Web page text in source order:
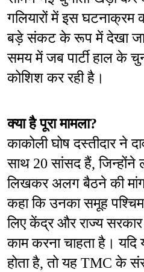
गलियारों में इस
बड़े संकट के रूप में देखा
समय में जब पार्टी हाल के
कोशिश कर रही है।
क्या है पूरा मामला?
काकोली घोष दस्तीदार ने
साथ 20 सांसद हैं, जिन्होंने
लिखकर अलग बैठने की
कहा कि उनका समूह
लिए केंद्र और राज्य
काम करना चाहता है। यदि
होता है, तो यह TMC के